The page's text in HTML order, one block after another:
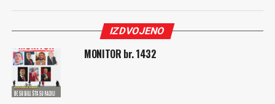
IZDVOJENO
MONITOR br. 1432